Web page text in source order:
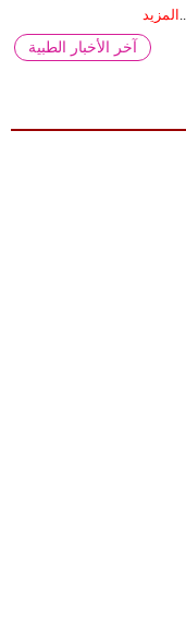
المزيد
آخر الأخبار الطبية